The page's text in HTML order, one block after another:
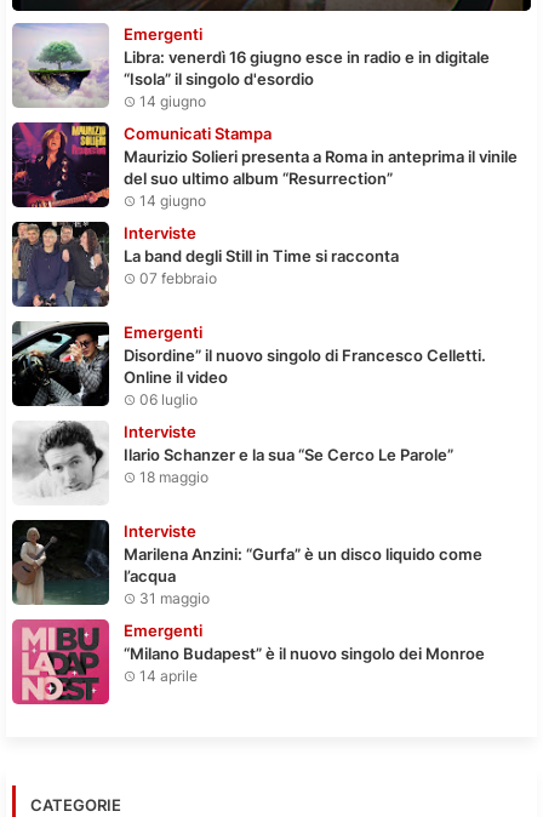
Emergenti
Libra: venerdì 16 giugno esce in radio e in digitale
“Isola” il singolo d'esordio
14 giugno
Comunicati Stampa
Maurizio Solieri presenta a Roma in anteprima il vinile
del suo ultimo album “Resurrection”
14 giugno
Interviste
La band degli Still in Time si racconta
07 febbraio
Emergenti
Disordine” il nuovo singolo di Francesco Celletti.
Online il video
06 luglio
Interviste
Ilario Schanzer e la sua “Se Cerco Le Parole”
18 maggio
Interviste
Marilena Anzini: “Gurfa” è un disco liquido come
l’acqua
31 maggio
Emergenti
“Milano Budapest” è il nuovo singolo dei Monroe
14 aprile
CATEGORIE